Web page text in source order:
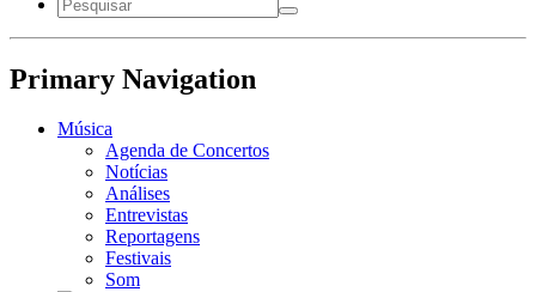
Primary Navigation
Música
Agenda de Concertos
Notícias
Análises
Entrevistas
Reportagens
Festivais
Som